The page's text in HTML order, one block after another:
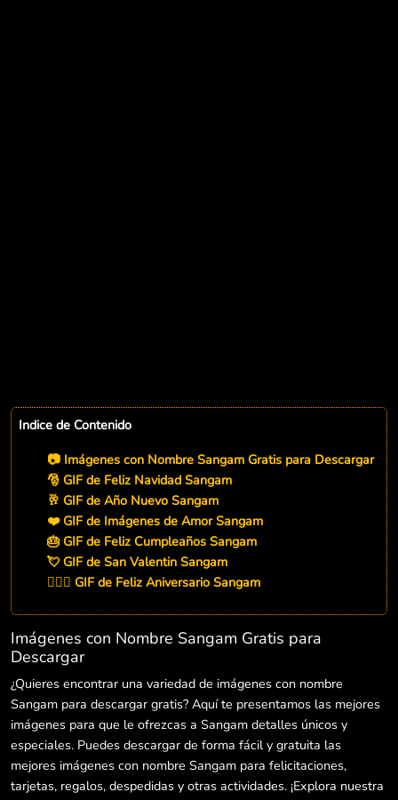
Indice de Contenido
📷 Imágenes con Nombre Sangam Gratis para Descargar
🎅 GIF de Feliz Navidad Sangam
🥂 GIF de Año Nuevo Sangam
❤️ GIF de Imágenes de Amor Sangam
🎂 GIF de Feliz Cumpleaños Sangam
💘 GIF de San Valentin Sangam
👨‍❤️‍👨 GIF de Feliz Aniversario Sangam
Imágenes con Nombre Sangam Gratis para
Descargar
¿Quieres encontrar una variedad de imágenes con nombre
Sangam para descargar gratis? Aquí te presentamos las mejores
imágenes para que le ofrezcas a Sangam detalles únicos y
especiales. Puedes descargar de forma fácil y gratuita las
mejores imágenes con nombre Sangam para felicitaciones,
tarjetas, regalos, despedidas y otras actividades. ¡Explora nuestra